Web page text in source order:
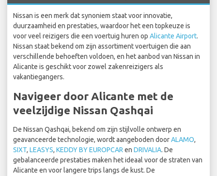
Nissan is een merk dat synoniem staat voor innovatie,
duurzaamheid en prestaties, waardoor het een topkeuze is
voor veel reizigers die een voertuig huren op Alicante Airport.
Nissan staat bekend om zijn assortiment voertuigen die aan
verschillende behoeften voldoen, en het aanbod van Nissan in
Alicante is geschikt voor zowel zakenreizigers als
vakantiegangers.
Navigeer door Alicante met de
veelzijdige Nissan Qashqai
De Nissan Qashqai, bekend om zijn stijlvolle ontwerp en
geavanceerde technologie, wordt aangeboden doorALAMO,
SIXT, LEASYS, KEDDY BY EUROPCAR en DRIVALIA. De
gebalanceerde prestaties maken het ideaal voor de straten van
Alicante en voor langere trips langs de kust. De